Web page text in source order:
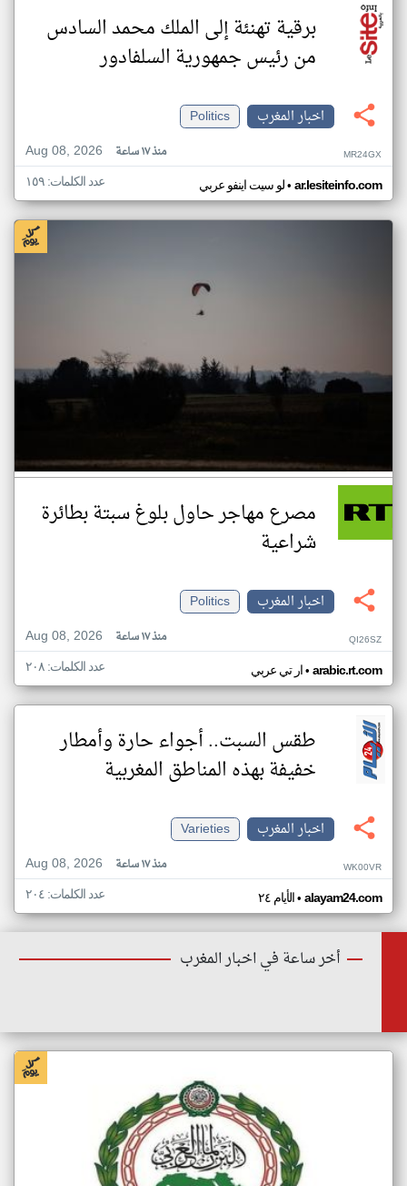
برقية تهنئة إلى الملك محمد السادس
من رئيس جمهورية السلفادور
اخبار المغرب
Politics
Aug 08, 2026
منذ ١٧ ساعة MR24GX
لو سيت اينفو عربي• ar.lesiteinfo.com عدد الكلمات: ١٥٩
مصرع مهاجر حاول بلوغ سبتة بطائرة
شراعية
اخبار المغرب
Politics
Aug 08, 2026
منذ ١٧ ساعة QI26SZ
ار تي عربي• arabic.rt.com عدد الكلمات: ٢٠٨
طقس السبت.. أجواء حارة وأمطار
خفيفة بهذه المناطق المغربية
اخبار المغرب
Varieties
Aug 08, 2026
منذ ١٧ ساعة WK00VR
الأيام ٢٤• alayam24.com عدد الكلمات: ٢٠٤
أخر ساعة في اخبار المغرب